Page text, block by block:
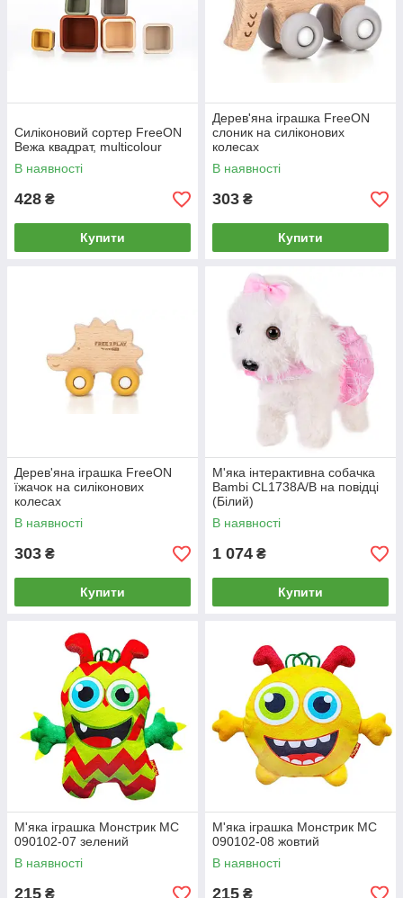
Силіконовий сортер FreeON
Вежа квадрат, multicolour
В наявності
428 ₴
Купити
Дерев'яна іграшка FreeON
слоник на силіконових
колесах
В наявності
303 ₴
Купити
Дерев'яна іграшка FreeON
їжачок на силіконових
колесах
В наявності
303 ₴
Купити
М'яка інтерактивна собачка
Bambi CL1738A/B на повідці
(Білий)
В наявності
1 074 ₴
Купити
М'яка іграшка Монстрик МС
090102-07 зелений
В наявності
215 ₴
М'яка іграшка Монстрик МС
090102-08 жовтий
В наявності
215 ₴